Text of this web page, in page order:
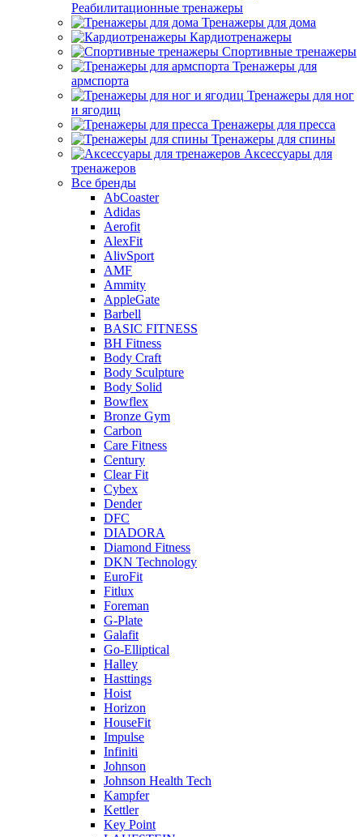
Реабилитационные тренажеры
Тренажеры для дома
Кардиотренажеры
Спортивные тренажеры
Тренажеры для
армспорта
Тренажеры для ног
и ягодиц
Тренажеры для пресса
Тренажеры для спины
Аксессуары для
тренажеров
Все бренды
AbCoaster
Adidas
Aerofit
AlexFit
AlivSport
AMF
Ammity
AppleGate
Barbell
BASIC FITNESS
BH Fitness
Body Craft
Body Sculpture
Body Solid
Bowflex
Bronze Gym
Carbon
Care Fitness
Century
Clear Fit
Cybex
Dender
DFC
DIADORA
Diamond Fitness
DKN Technology
EuroFit
Fitlux
Foreman
G-Plate
Galafit
Go-Elliptical
Halley
Hasttings
Hoist
Horizon
HouseFit
Impulse
Infiniti
Johnson
Johnson Health Tech
Kampfer
Kettler
Key Point